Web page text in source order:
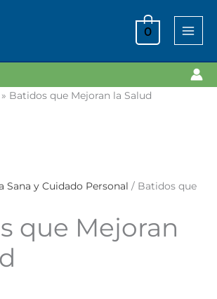
0
» Batidos que Mejoran la Salud
Sana y Cuidado Personal / Batidos que
que Mejoran